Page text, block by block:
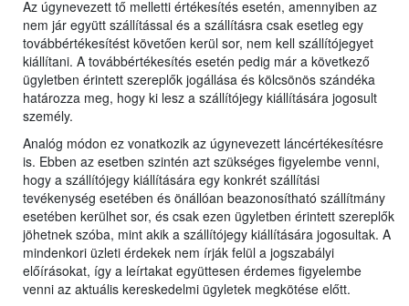
Az úgynevezett tő melletti értékesítés esetén, amennyiben az
nem jár együtt szállítással és a szállításra csak esetleg egy
továbbértékesítést követően kerül sor, nem kell szállítójegyet
kiállítani. A továbbértékesítés esetén pedig már a következő
ügyletben érintett szereplők jogállása és kölcsönös szándéka
határozza meg, hogy ki lesz a szállítójegy kiállítására jogosult
személy.
Analóg módon ez vonatkozik az úgynevezett láncértékesítésre
is. Ebben az esetben szintén azt szükséges figyelembe venni,
hogy a szállítójegy kiállítására egy konkrét szállítási
tevékenység esetében és önállóan beazonosítható szállítmány
esetében kerülhet sor, és csak ezen ügyletben érintett szereplők
jöhetnek szóba, mint akik a szállítójegy kiállítására jogosultak. A
mindenkori üzleti érdekek nem írják felül a jogszabályi
előírásokat, így a leírtakat együttesen érdemes figyelembe
venni az aktuális kereskedelmi ügyletek megkötése előtt.